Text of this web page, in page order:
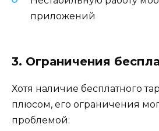
приложений
3. Ограничения
Хотя наличие бесплатного
плюсом, его ограничения
проблемой: